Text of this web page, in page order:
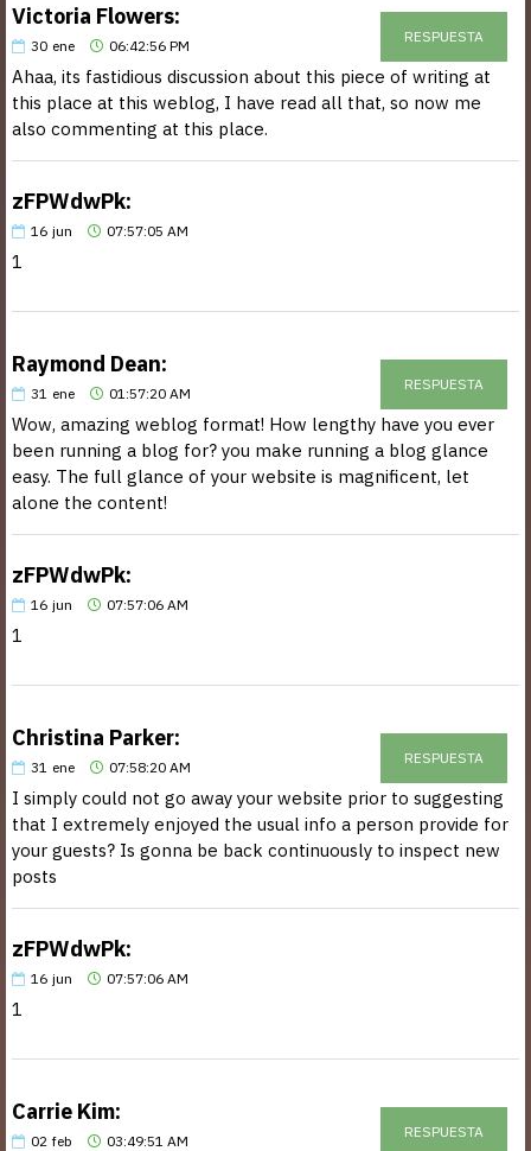
Victoria Flowers:
30 ene 06:42:56 PM
RESPUESTA
Ahaa, its fastidious discussion about this piece of writing at
this place at this weblog, I have read all that, so now me
also commenting at this place.
zFPWdwPk:
16 jun 07:57:05 AM
1
Raymond Dean:
31 ene 01:57:20 AM
RESPUESTA
Wow, amazing weblog format! How lengthy have you ever
been running a blog for? you make running a blog glance
easy. The full glance of your website is magnificent, let
alone the content!
zFPWdwPk:
16 jun 07:57:06 AM
1
Christina Parker:
31 ene 07:58:20 AM
RESPUESTA
I simply could not go away your website prior to suggesting
that I extremely enjoyed the usual info a person provide for
your guests? Is gonna be back continuously to inspect new
posts
zFPWdwPk:
16 jun 07:57:06 AM
1
Carrie Kim:
02 feb 03:49:51 AM
RESPUESTA